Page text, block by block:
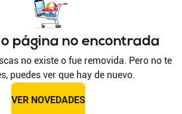
página no encontrada
no existe o fue removida. Pero no te
puedes ver que hay de nuevo.
VER NOVEDADES